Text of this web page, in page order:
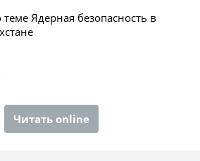
Ядерная безопасность в
Читать online